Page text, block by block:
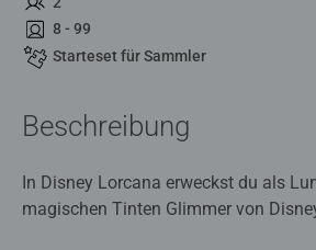
8 - 99
Starteset für Sammler
Beschreibung
In Disney Lorcana erweckst du als
magischen Tinten Glimmer von